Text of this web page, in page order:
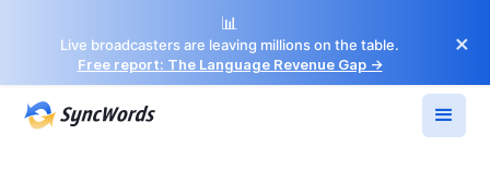
📊
Live broadcasters are leaving millions on the table.
Free report: The Language Revenue Gap →
×